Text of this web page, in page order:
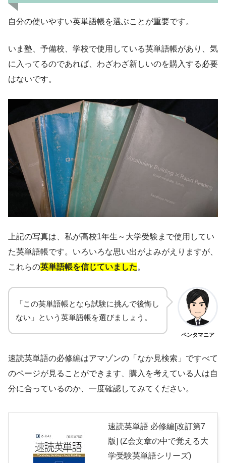
自分の使いやすい英単語帳を選ぶことが重要です。
いま塾、予備校、学校で使用している英単語帳があり、気
に入ってるのであれば、わざわざ新しいのを購入する必要
はないです。
上記の写真は、私が高校1年生～大学受験まで使用してい
た英単語帳です。いろいろな思い出がよみがえりますが、
これらの英単語帳を信じていました。
「この英単語帳となら試験に挑んで後悔し
ない」という英単語帳を選びましょう。
ペンタマニア
速読英単語の必修編はアマゾンの「なか見検索」ですべて
のページが見ることができます、購入を考えている人は自
分に合っているのか、一度確認してみてください。
速読英単語 必修編[改訂第7
版] (Z会文章の中で覚える大
学受験英単語シリーズ)